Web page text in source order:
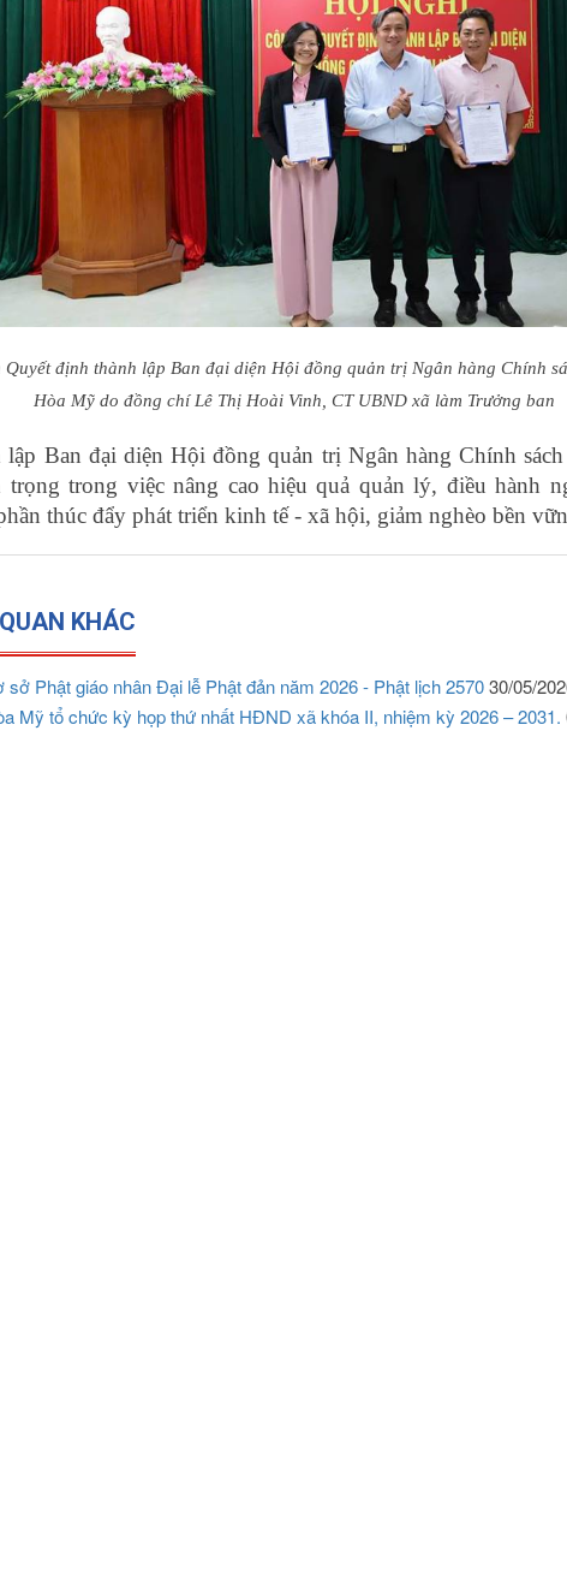
định thành lập Ban đại diện Hội đồng quản trị Ngân hàng Chính
Hòa Mỹ do đồng chí Lê Thị Hoài Vinh, CT UBND xã làm Trưởng ban
lập Ban đại diện Hội đồng quản trị Ngân hàng Chính
trọng trong việc nâng cao hiệu quả quản lý, điều hành
thúc đẩy phát triển kinh tế - xã hội, giảm nghèo bền
KHÁC
sở Phật giáo nhân Đại lễ Phật đản năm 2026 - Phật lịch 257030/05/
Mỹ tổ chức kỳ họp thứ nhất HĐND xã khóa II, nhiệm kỳ 2026 – 2031.